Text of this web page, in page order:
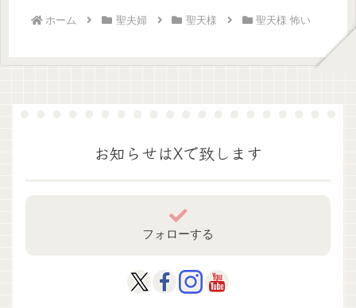
ホーム 聖夫婦 聖天様 聖天様 怖い
お知らせはXで致します
フォローする